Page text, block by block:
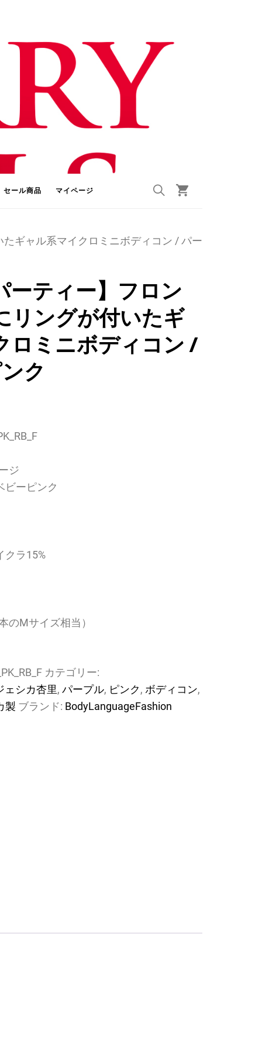
セール商品 マイページ
ギャル系マイクロミニボディコン / パー
ーティー】フロン
リングが付いたギ
ロミニボディコン /
ク
ジ
ビーピンク
クラ15%
のMサイズ相当）
カテゴリー:
ェシカ杏里, パープル, ピンク, ボディコン,
製 ブランド: BodyLanguageFashion